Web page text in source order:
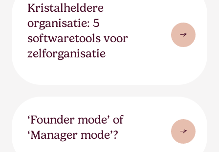
Kristalheldere
organisatie: 5
softwaretools voor
zelforganisatie
‘Founder mode’ of
‘Manager mode’?